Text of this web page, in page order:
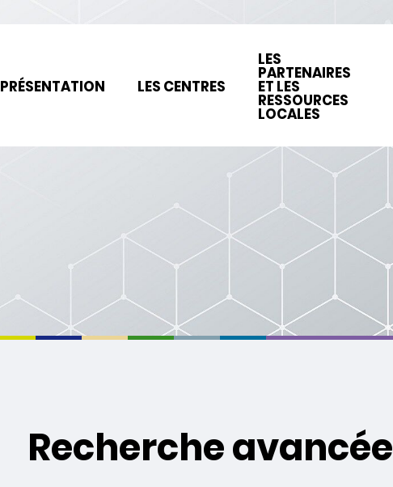
PRÉSENTATION LES CENTRES
LES
PARTENAIRES
ET LES
RESSOURCES
LOCALES
Recherche avancée